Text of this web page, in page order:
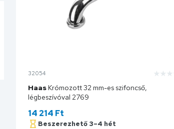
32054
Haas Krómozott 32 mm-es szifoncső,
légbeszívóval 2769
14 214 Ft
Beszerezhető 3–4 hét